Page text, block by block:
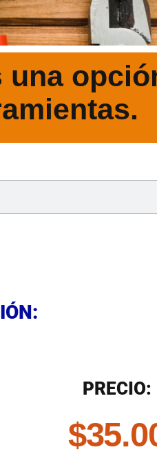
PRECIO:
$